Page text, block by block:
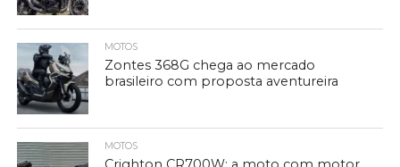
MOTOS
Zontes 368G chega ao mercado
brasileiro com proposta aventureira
MOTOS